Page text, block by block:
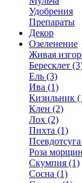
Удобрения
Препараты
Декор
Озеленение
Живая
Бересклет
Ель (3)
Ива (1)
Кизильник
Клен (2)
Лох (2)
Пихта (1)
Роза
Скумпия (1)
Сосна (1)